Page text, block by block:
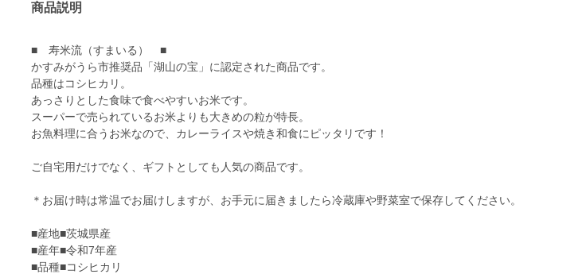
商品説明
■ 寿米流（すまいる） ■
かすみがうら市推奨品「湖山の宝」に認定された商品です。
品種はコシヒカリ。
あっさりとした食味で食べやすいお米です。
スーパーで売られているお米よりも大きめの粒が特長。
お魚料理に合うお米なので、カレーライスや焼き和食にピッタリです！
ご自宅用だけでなく、ギフトとしても人気の商品です。
＊お届け時は常温でお届けしますが、お手元に届きましたら冷蔵庫や野菜室で保存してください。
■産地■茨城県産
■産年■令和7年産
■品種■コシヒカリ